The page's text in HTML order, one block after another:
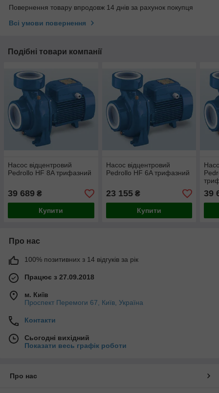
Повернення товару впродовж 14 днів за рахунок покупця
Всі умови повернення
Подібні товари компанії
Насос відцентровий
Pedrollo HF 8A трифазний
39 689 ₴
Купити
Насос відцентровий
Pedrollo HF 6A трифазний
23 155₴
Купити
39
Про нас
100% позитивних з 14 відгуків за рік
Працює з 27.09.2018
м. Київ
Проспект Перемоги 67, Київ, Україна
Контакти
Сьогодні вихідний
Показати весь графік роботи
Про нас